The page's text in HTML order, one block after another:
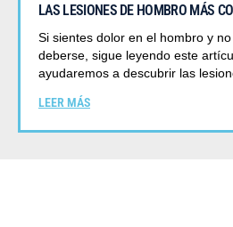
LAS LESIONES DE HOMBRO MÁS
Si sientes dolor en el hombro y
deberse, sigue leyendo este
ayudaremos a descubrir las
LEER MÁS